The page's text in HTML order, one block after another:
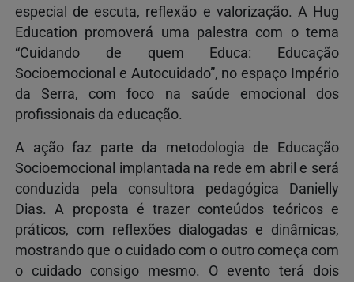
especial de escuta, reflexão e valorização. A Hug
Education promoverá uma palestra com o tema
“Cuidando de quem Educa: Educação
Socioemocional e Autocuidado”, no espaço Império
da Serra, com foco na saúde emocional dos
profissionais da educação.
A ação faz parte da metodologia de Educação
Socioemocional implantada na rede em abril e será
conduzida pela consultora pedagógica Danielly
Dias. A proposta é trazer conteúdos teóricos e
práticos, com reflexões dialogadas e dinâmicas,
mostrando que o cuidado com o outro começa com
o cuidado consigo mesmo. O evento terá dois